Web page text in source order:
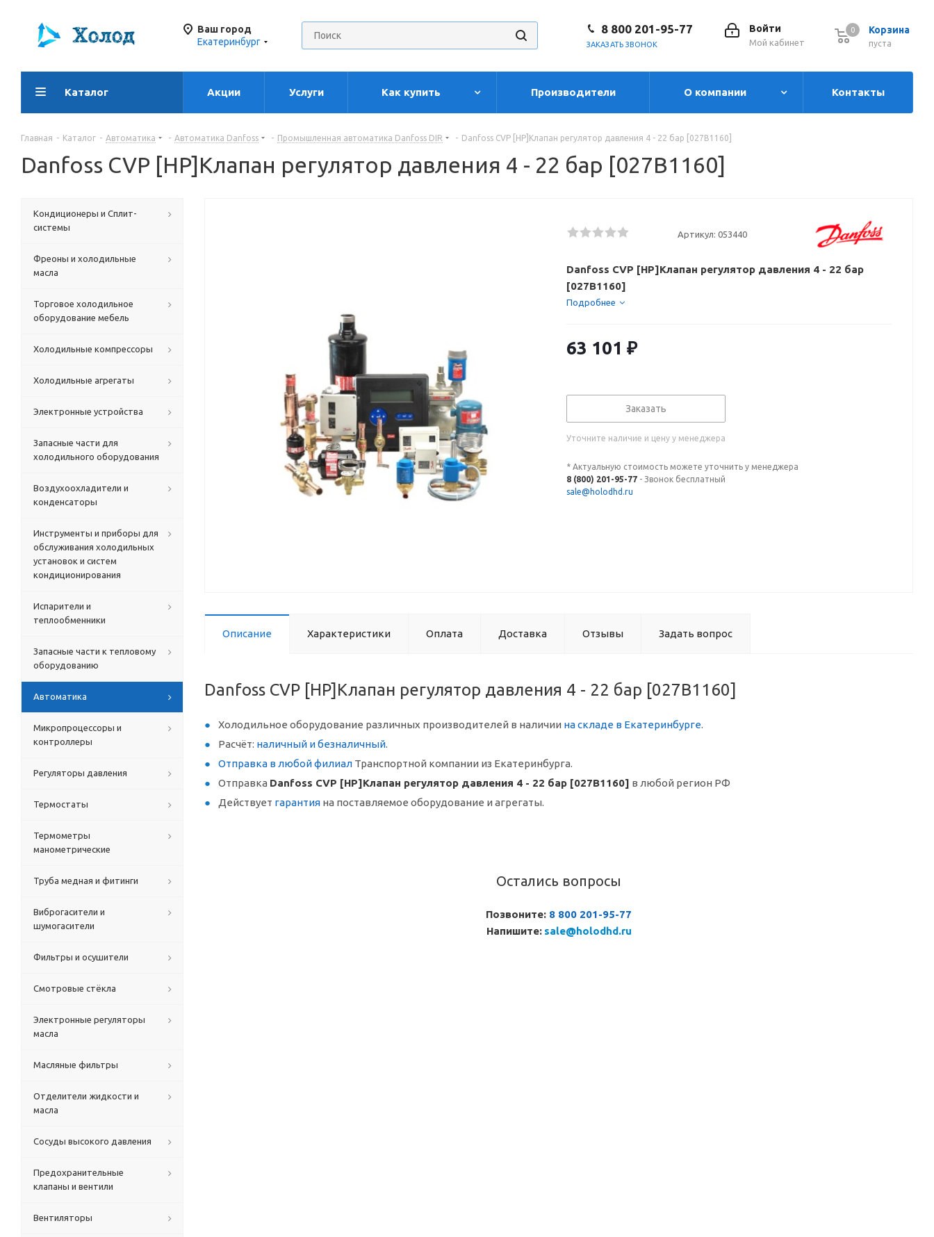
Ваш город
Екатеринбург
Корзина
0
пуста
0
Войти
Мой кабинет
8 800 201-95-77
ЗАКАЗАТЬ ЗВОНОК
Каталог Акции Услуги Как купить Производители О компании Контакты
Главная - Каталог - Автоматика - Автоматика Danfoss - Промышленная автоматика Danfoss DIR - Danfoss CVP [HP]Клапан регулятор давления 4 - 22 бар [027B1160]
Danfoss CVP [HP]Клапан регулятор давления 4 - 22 бар [027B1160]
Артикул: 053440
Danfoss CVP [HP]Клапан регулятор давления 4 - 22 бар
[027B1160]
Подробнее
63 101 ₽
Заказать
Уточните наличие и цену у менеджера
* Актуальную стоимость можете уточнить у менеджера
8 (800) 201-95-77 - Звонок бесплатный
sale@holodhd.ru
Описание Характеристики Оплата Доставка Отзывы Задать вопрос
Danfoss CVP [HP]Клапан регулятор давления 4 - 22 бар [027B1160]
Холодильное оборудование различных производителей в наличии на складе в Екатеринбурге.
Расчёт: наличный и безналичный.
Отправка в любой филиал Транспортной компании из Екатеринбурга.
Отправка Danfoss CVP [HP]Клапан регулятор давления 4 - 22 бар [027B1160] в любой регион РФ
Действует гарантия на поставляемое оборудование и агрегаты.
Остались вопросы
Позвоните: 8 800 201-95-77
Напишите: sale@holodhd.ru
Кондиционеры и Сплит-
системы
Фреоны и холодильные
масла
Торговое холодильное
оборудование мебель
Холодильные компрессоры
Холодильные агрегаты
Электронные устройства
Запасные части для
холодильного оборудования
Воздухоохладители и
конденсаторы
Инструменты и приборы для
обслуживания холодильных
установок и систем
кондиционирования
Испарители и
теплообменники
Запасные части к тепловому
оборудованию
Автоматика
Микропроцессоры и
контроллеры
Регуляторы давления
Термостаты
Термометры
манометрические
Труба медная и фитинги
Виброгасители и
шумогасители
Фильтры и осушители
Смотровые стёкла
Электронные регуляторы
масла
Масляные фильтры
Отделители жидкости и
масла
Сосуды высокого давления
Предохранительные
клапаны и вентили
Вентиляторы